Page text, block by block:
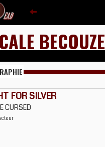
BECOUZE
FOR SILVER
CURSED